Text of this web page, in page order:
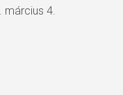
március 4.